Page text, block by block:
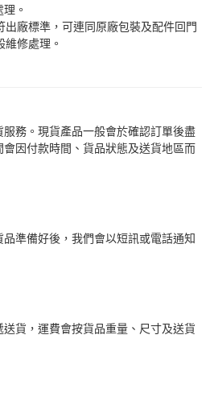
。
廠標準，可連同原廠包裝及配件回門
修處理。
務。現貨產品一般會於確認訂單後盡
因付款時間、貨品狀態及送貨地區而
準備好後，我們會以短訊或電話通知
貨，運費會按貨品重量、尺寸及送貨